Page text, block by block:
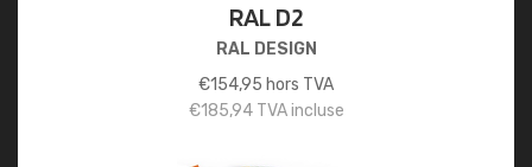
RAL D2
RAL DESIGN
€154,95 hors TVA
€185,94TVA incluse